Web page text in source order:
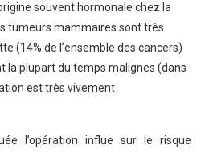
souvent hormonale chez la
tumeurs mammaires sont très
(14% de l’ensemble des cancers)
la plupart du temps malignes (dans
est très vivement
l’opération influe sur le risque